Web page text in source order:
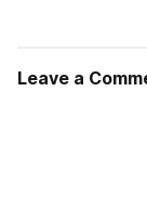
Leave a